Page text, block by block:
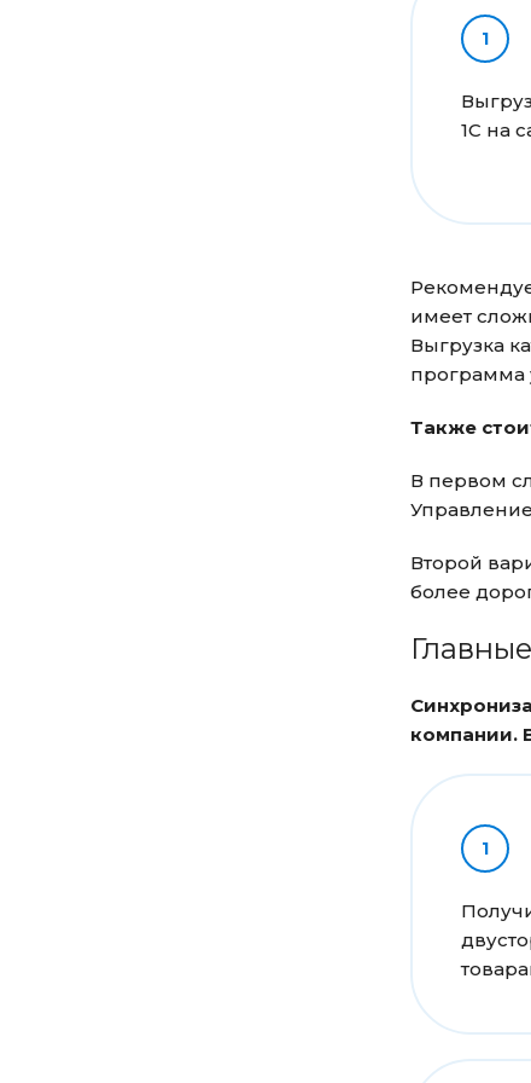
1С на
имеет
Выгрузка
программа
Также
В первом
Второй
более
компании.